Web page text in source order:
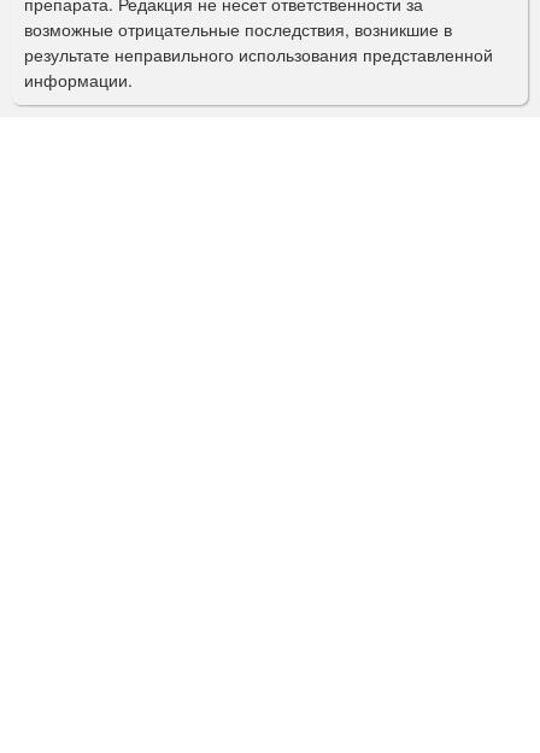
и
с
к
возможные отрицательные последствия, возникшие в
результате неправильного использования представленной
информации.